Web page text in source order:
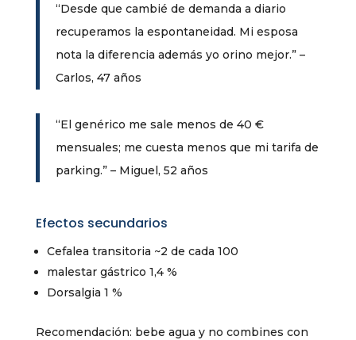
“Desde que cambié de demanda a diario
recuperamos la espontaneidad. Mi esposa
nota la diferencia además yo orino mejor.” –
Carlos, 47 años
“El genérico me sale menos de 40 €
mensuales; me cuesta menos que mi tarifa de
parking.” – Miguel, 52 años
Efectos secundarios
Cefalea transitoria ~2 de cada 100
malestar gástrico 1,4 %
Dorsalgia 1 %
Recomendación: bebe agua y no combines con